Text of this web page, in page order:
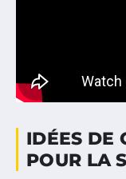
IDÉES DE
POUR LA